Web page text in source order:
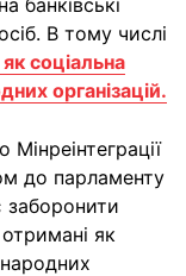
банківські
В тому числі
соціальна
організацій.
до парламенту
заборонити
як